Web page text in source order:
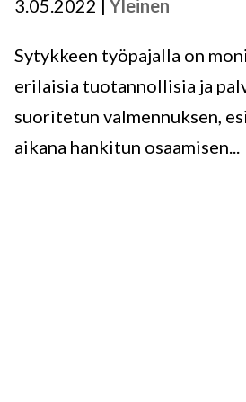
3.05.2022 |Yleinen
Sytykkeen työpajalla on
erilaisia tuotannollisia ja
suoritetun valmennuksen,
aikana hankitun osaamisen...